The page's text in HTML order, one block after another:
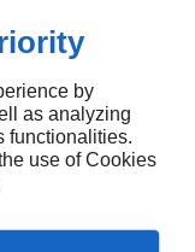
by
as analyzing
functionalities.
use of Cookies